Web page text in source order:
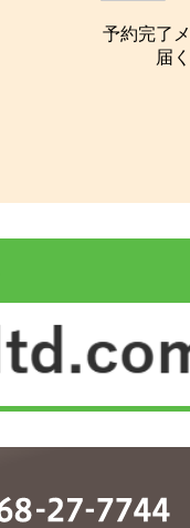
予約完了
届く